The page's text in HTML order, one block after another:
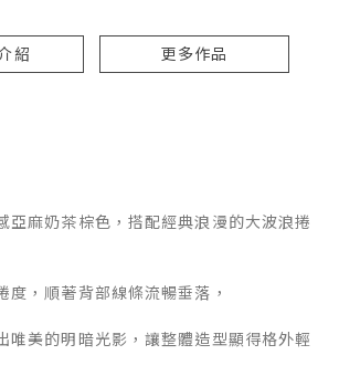
紹 更多作品
亞麻奶茶棕色，搭配經典浪漫的大波浪捲
度，順著背部線條流暢垂落，
唯美的明暗光影，讓整體造型顯得格外輕